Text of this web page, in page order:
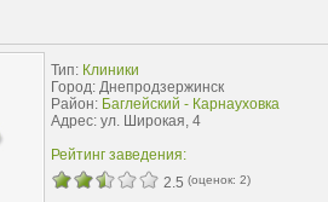
Тип: Клиники
Город: Днепродзержинск
Район: Баглейский - Карнауховка
Адрес: ул. Широкая, 4
Рейтинг заведения:
2.5 (оценок: 2)